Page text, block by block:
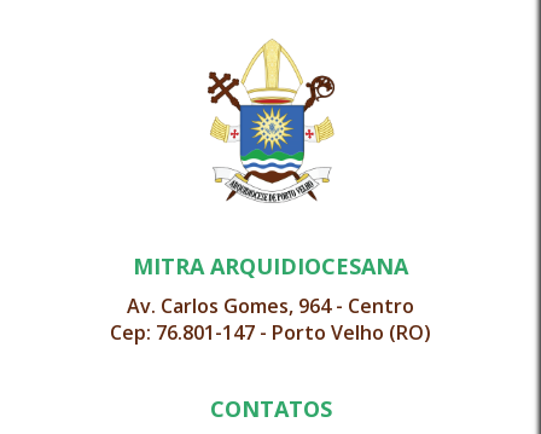
MITRA ARQUIDIOCESANA
Av. Carlos Gomes, 964 - Centro
Cep: 76.801-147 - Porto Velho (RO)
CONTATOS